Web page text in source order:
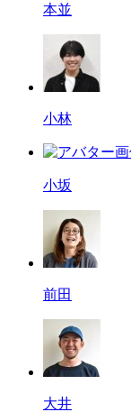
本並
小林
小坂
前田
大井